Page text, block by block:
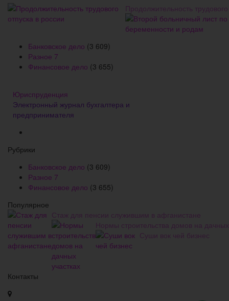
Продолжительность
Банковское дело (3 609)
Разное 7
Финансовое дело (3 655)
Юриспруденция
Электронный журнал бухгалтера и
предпринимателя
Рубрики
Банковское дело (3 609)
Разное 7
Финансовое дело (3 655)
Популярное
Стаж для пенсии служившим в афганистане
Нормы строительства домов на дачных
Суши вок чей бизнес
Контакты